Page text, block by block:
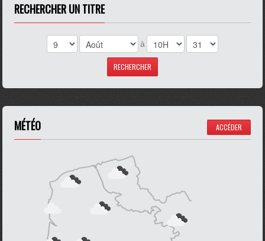
RECHERCHER UN TITRE
à
MÉTÉO ACCÉDER